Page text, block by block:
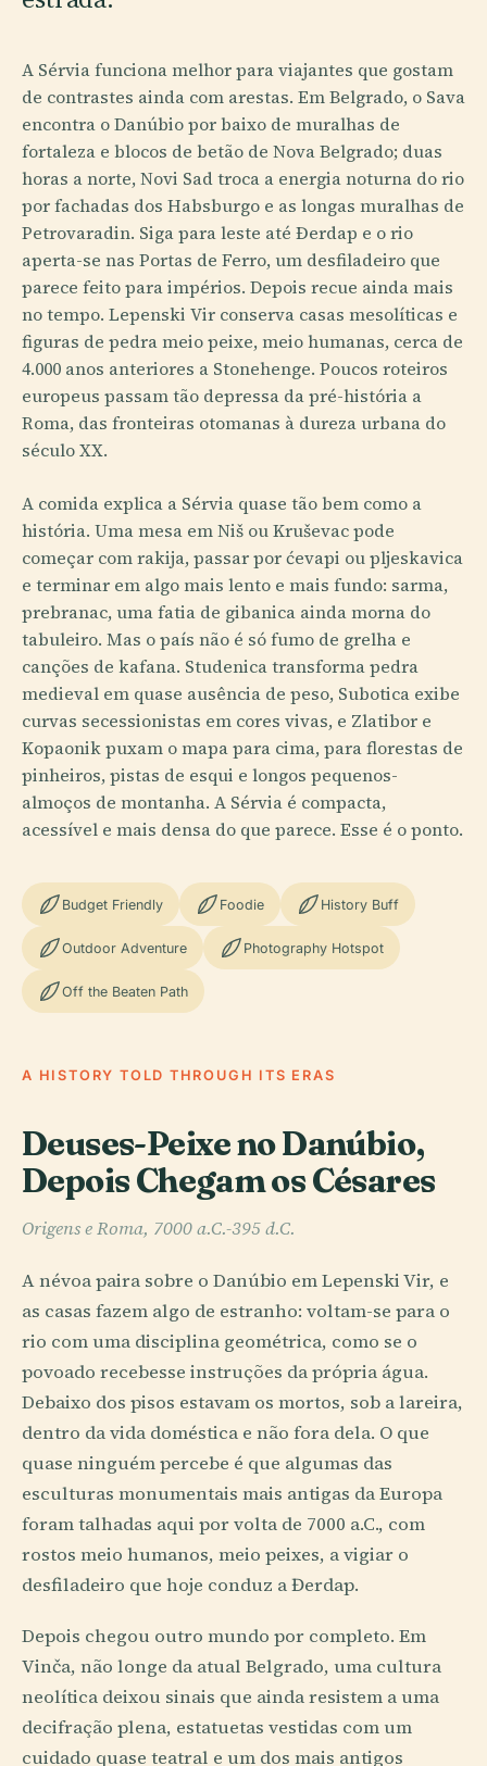
A Sérvia funciona melhor para viajantes que gostam
de contrastes ainda com arestas. Em Belgrado, o Sava
encontra o Danúbio por baixo de muralhas de
fortaleza e blocos de betão de Nova Belgrado; duas
horas a norte, Novi Sad troca a energia noturna do rio
por fachadas dos Habsburgo e as longas muralhas de
Petrovaradin. Siga para leste até Đerdap e o rio
aperta-se nas Portas de Ferro, um desfiladeiro que
parece feito para impérios. Depois recue ainda mais
no tempo. Lepenski Vir conserva casas mesolíticas e
figuras de pedra meio peixe, meio humanas, cerca de
4.000 anos anteriores a Stonehenge. Poucos roteiros
europeus passam tão depressa da pré-história a
Roma, das fronteiras otomanas à dureza urbana do
século XX.
A comida explica a Sérvia quase tão bem como a
história. Uma mesa em Niš ou Kruševac pode
começar com rakija, passar por ćevapi ou pljeskavica
e terminar em algo mais lento e mais fundo: sarma,
prebranac, uma fatia de gibanica ainda morna do
tabuleiro. Mas o país não é só fumo de grelha e
canções de kafana. Studenica transforma pedra
medieval em quase ausência de peso, Subotica exibe
curvas secessionistas em cores vivas, e Zlatibor e
Kopaonik puxam o mapa para cima, para florestas de
pinheiros, pistas de esqui e longos pequenos-
almoços de montanha. A Sérvia é compacta,
acessível e mais densa do que parece. Esse é o ponto.
Budget Friendly Foodie History Buff
Outdoor Adventure Photography Hotspot
Off the Beaten Path
A HISTORY TOLD THROUGH ITS ERAS
Deuses-Peixe no Danúbio,
Depois Chegam os Césares
Origens e Roma, 7000 a.C.-395 d.C.
A névoa paira sobre o Danúbio em Lepenski Vir, e
as casas fazem algo de estranho: voltam-se para o
rio com uma disciplina geométrica, como se o
povoado recebesse instruções da própria água.
Debaixo dos pisos estavam os mortos, sob a lareira,
dentro da vida doméstica e não fora dela. O que
quase ninguém percebe é que algumas das
esculturas monumentais mais antigas da Europa
foram talhadas aqui por volta de 7000 a.C., com
rostos meio humanos, meio peixes, a vigiar o
desfiladeiro que hoje conduz a Đerdap.
Depois chegou outro mundo por completo. Em
Vinča, não longe da atual Belgrado, uma cultura
neolítica deixou sinais que ainda resistem a uma
decifração plena, estatuetas vestidas com um
cuidado quase teatral e um dos mais antigos